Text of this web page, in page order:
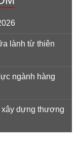
lành từ thiên
ngành hàng
xây dựng thương